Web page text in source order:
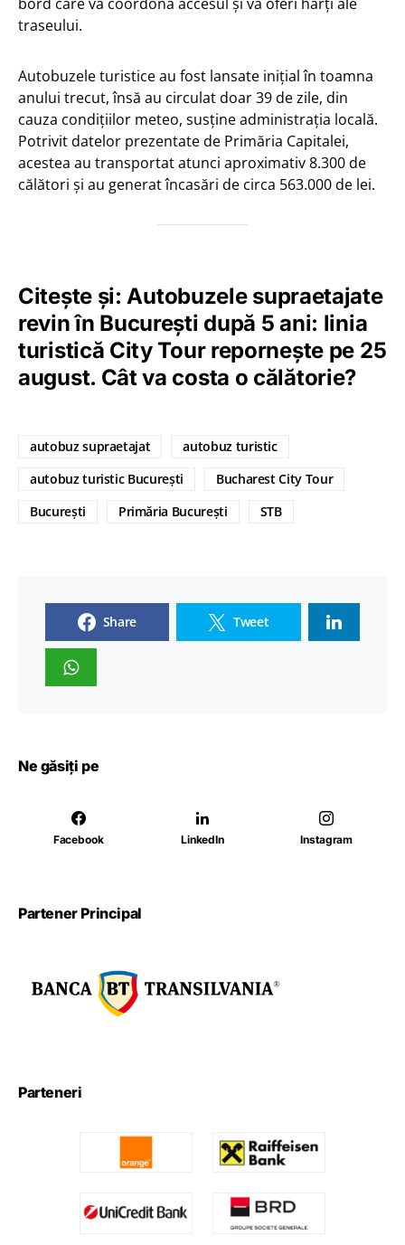
traseului.
Autobuzele turistice au fost lansate inițial în toamna
anului trecut, însă au circulat doar 39 de zile, din
cauza condițiilor meteo, susține administrația locală.
Potrivit datelor prezentate de Primăria Capitalei,
acestea au transportat atunci aproximativ 8.300 de
călători și au generat încasări de circa 563.000 de lei.
Citește și:Autobuzele supraetajate
revin în București după 5 ani: linia
turistică City Tour repornește pe 25
august. Cât va costa o călătorie?
autobuz supraetajat
autobuz turistic
autobuz turistic București
Bucharest City Tour
București
Primăria București STB
Share Tweet
Ne găsiți pe
Facebook LinkedIn Instagram
Partener Principal
Parteneri